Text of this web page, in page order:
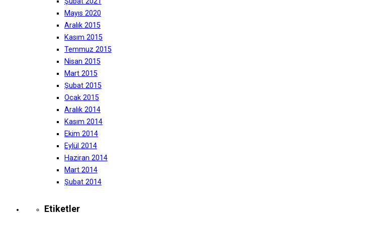
Mayıs 2020
Aralık 2015
Kasım 2015
Temmuz 2015
Nisan 2015
Mart 2015
Şubat 2015
Ocak 2015
Aralık 2014
Kasım 2014
Ekim 2014
Eylül 2014
Haziran 2014
Mart 2014
Şubat 2014
Etiketler